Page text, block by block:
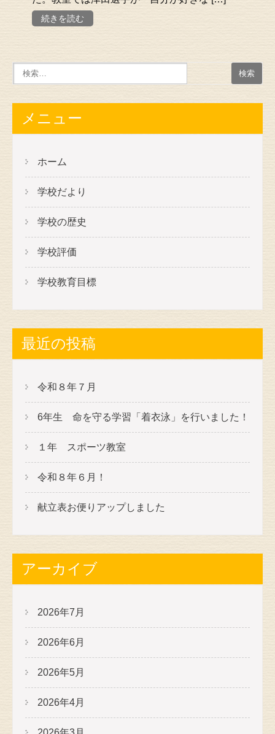
続きを読む
メニュー
ホーム
学校だより
学校の歴史
学校評価
学校教育目標
最近の投稿
令和８年７月
6年生 命を守る学習「着衣泳」を行いました！
１年 スポーツ教室
令和８年６月！
献立表お便りアップしました
アーカイブ
2026年7月
2026年6月
2026年5月
2026年4月